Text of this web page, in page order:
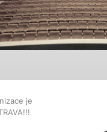
je